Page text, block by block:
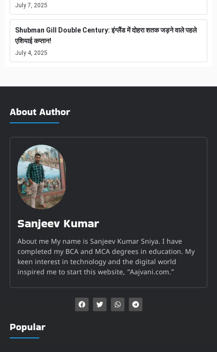
July 7, 2025
Shubman Gill Double Century: इंग्लैंड में दोहरा शतक जड़ने वाले पहले
एशियाई कप्तान!
July 4, 2025
About Author
Sanjeev Kumar
About me My name is Sanjeev Kumar Sniya. I have
completed my BCA and MCA degrees in education. My
keen interest in technology and the digital world
inspired me to start this website, “Aajvani.com.”
Popular